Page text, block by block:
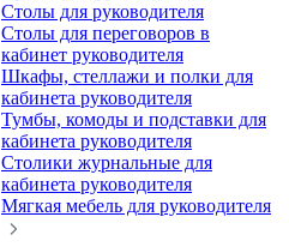
Столы для руководителя
Столы для переговоров в
кабинет руководителя
Шкафы, стеллажи и полки для
кабинета руководителя
Тумбы, комоды и подставки для
кабинета руководителя
Столики журнальные для
кабинета руководителя
Мягкая мебель для руководителя